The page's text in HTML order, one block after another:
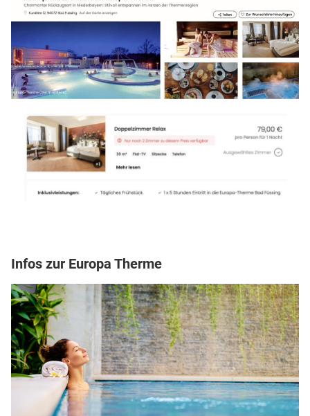
Infos zur Europa Therme